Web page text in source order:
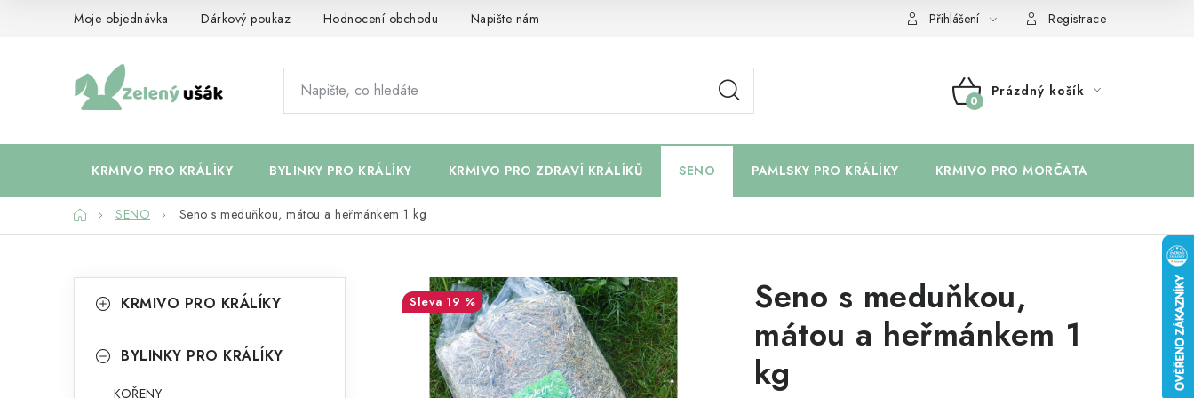
Moje objednávka Dárkový poukaz Hodnocení obchodu Napište nám Přihlášení Registrace
NÁKUPNÍ
Prázdný košík
KRMIVO PRO KRÁLÍKY BYLINKY PRO KRÁLÍKY KRMIVO PRO ZDRAVÍ KRÁLÍKŮ SENO PAMLSKY PRO KRÁLÍKY KRMIVO PRO MORČATA
DomůSENO Seno s meduňkou, mátou a heřmánkem 1 kg
okategorie
a
KRMIVO PRO KRÁLÍKY
BYLINKY PRO KRÁLÍKY
KOŘENY
Seno s meduňkou,
mátou a heřmánkem 1
kg
19 %